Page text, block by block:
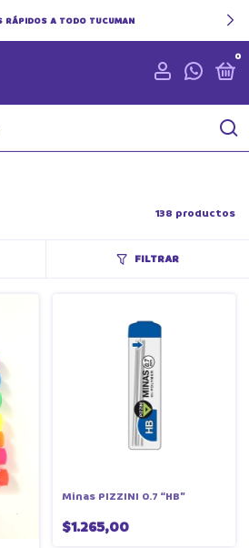
RÁPIDOS A TODO TUCUMAN
0
138 productos
FILTRAR
Minas PIZZINI 0.7 “HB”
$1.265,00